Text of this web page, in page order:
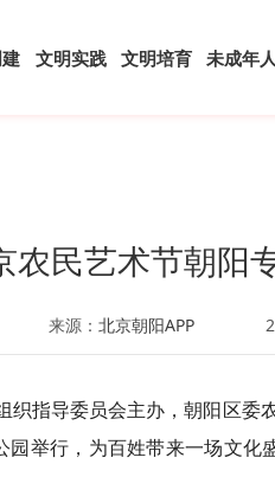
文明实践 文明培育 未成年人
农民艺术节朝阳
来源： 北京朝阳APP
织指导委员会主办，朝阳区委
举行，为百姓带来一场文化